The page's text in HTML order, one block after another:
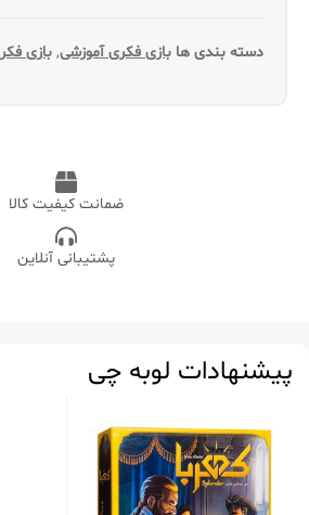
دسته بندی ها بازی فکری آموزشی,بازی
ضمانت کیفیت کالا
پشتیبانی آنلاین
پیشنهادات لوبه چی